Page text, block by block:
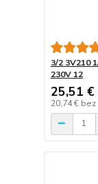
3/2 3V210
230V 12
25,51 €
20,74 € bez